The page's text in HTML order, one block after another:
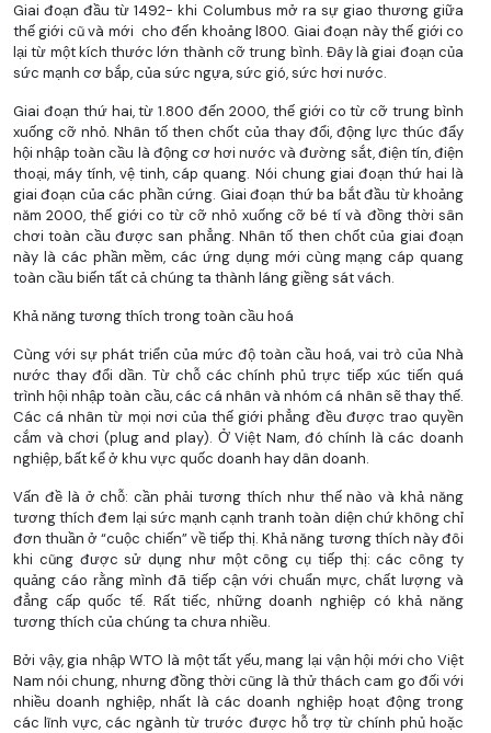
Giai đoạn đầu từ 1492- khi Columbus mở ra sự giao thương giữa
thế giới cũ và mới cho đến khoảng l800. Giai đoạn này thế giới co
lại từ một kích thước lớn thành cỡ trung bình. Đây là giai đoạn của
sức mạnh cơ bắp, của sức ngựa, sức gió, sức hơi nước.
Giai đoạn thứ hai, từ 1.800 đến 2000, thế giới co từ cỡ trung bình
xuống cỡ nhỏ. Nhân tố then chốt của thay đổi, động lực thúc đẩy
hội nhập toàn cầu là động cơ hơi nước và đường sắt, điện tín, điện
thoại, máy tính, vệ tinh, cáp quang. Nói chung giai đoạn thứ hai là
giai đoạn của các phần cứng. Giai đoạn thứ ba bắt đầu từ khoảng
năm 2000, thế giới co từ cỡ nhỏ xuống cỡ bé tí và đồng thời sân
chơi toàn cầu được san phẳng. Nhân tố then chốt của giai đoạn
này là các phần mềm, các ứng dụng mới cùng mạng cáp quang
toàn cầu biến tất cả chúng ta thành láng giềng sát vách.
Khả năng tương thích trong toàn cầu hoá
Cùng với sự phát triển của mức độ toàn cầu hoá, vai trò của Nhà
nước thay đổi dần. Từ chỗ các chính phủ trực tiếp xúc tiến quá
trình hội nhập toàn cầu, các cá nhân và nhóm cá nhân sẽ thay thế.
Các cá nhân từ mọi nơi của thế giới phẳng đều được trao quyền
cắm và chơi (plug and play). Ở Việt Nam, đó chính là các doanh
nghiệp, bất kể ở khu vực quốc doanh hay dân doanh.
Vấn đề là ở chỗ: cần phải tương thích như thế nào và khả năng
tương thích đem lại sức mạnh cạnh tranh toàn diện chứ không chỉ
đơn thuần ở “cuộc chiến” về tiếp thị. Khả năng tương thích này đôi
khi cũng được sử dụng như một công cụ tiếp thị: các công ty
quảng cáo rằng mình đã tiếp cận với chuẩn mực, chất lượng và
đẳng cấp quốc tế. Rất tiếc, những doanh nghiệp có khả năng
tương thích của chúng ta chưa nhiều.
Bởi vậy, gia nhập WTO là một tất yếu, mang lại vận hội mới cho Việt
Nam nói chung, nhưng đồng thời cũng là thử thách cam go đối với
nhiều doanh nghiệp, nhất là các doanh nghiệp hoạt động trong
các lĩnh vực, các ngành từ trước được hỗ trợ từ chính phủ hoặc